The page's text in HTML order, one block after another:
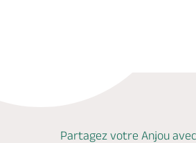
Partagez votre Anjou